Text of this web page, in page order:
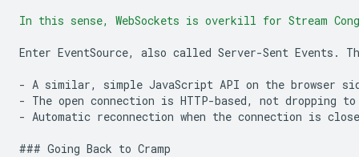
In this sense, WebSockets is overkill for Stream
Enter EventSource, also called Server-Sent Events .
- A similar, simple JavaScript API on the browser
- The open connection is HTTP-based, not dropping to
- Automatic reconnection when the connection is
### Going Back to Cramp